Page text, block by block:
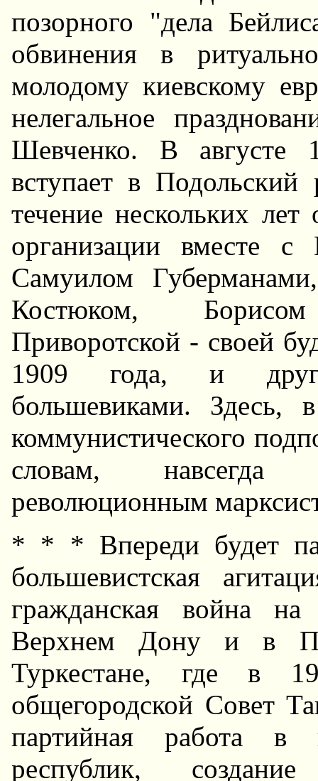
позорного "дела
обвинения в
молодому киевскому
нелегальное
Шевченко. В августе
вступает в
течение нескольких
организации вместе
Самуилом
Костюком,
Приворотской - своей
1909 года, и
большевиками. Здесь,
коммунистического
словам, навсегда
революционным
* * * Впереди будет
большевистская
гражданская война
Верхнем Дону и в
Туркестане, где в
общегородской Совет
партийная работа в
республик,